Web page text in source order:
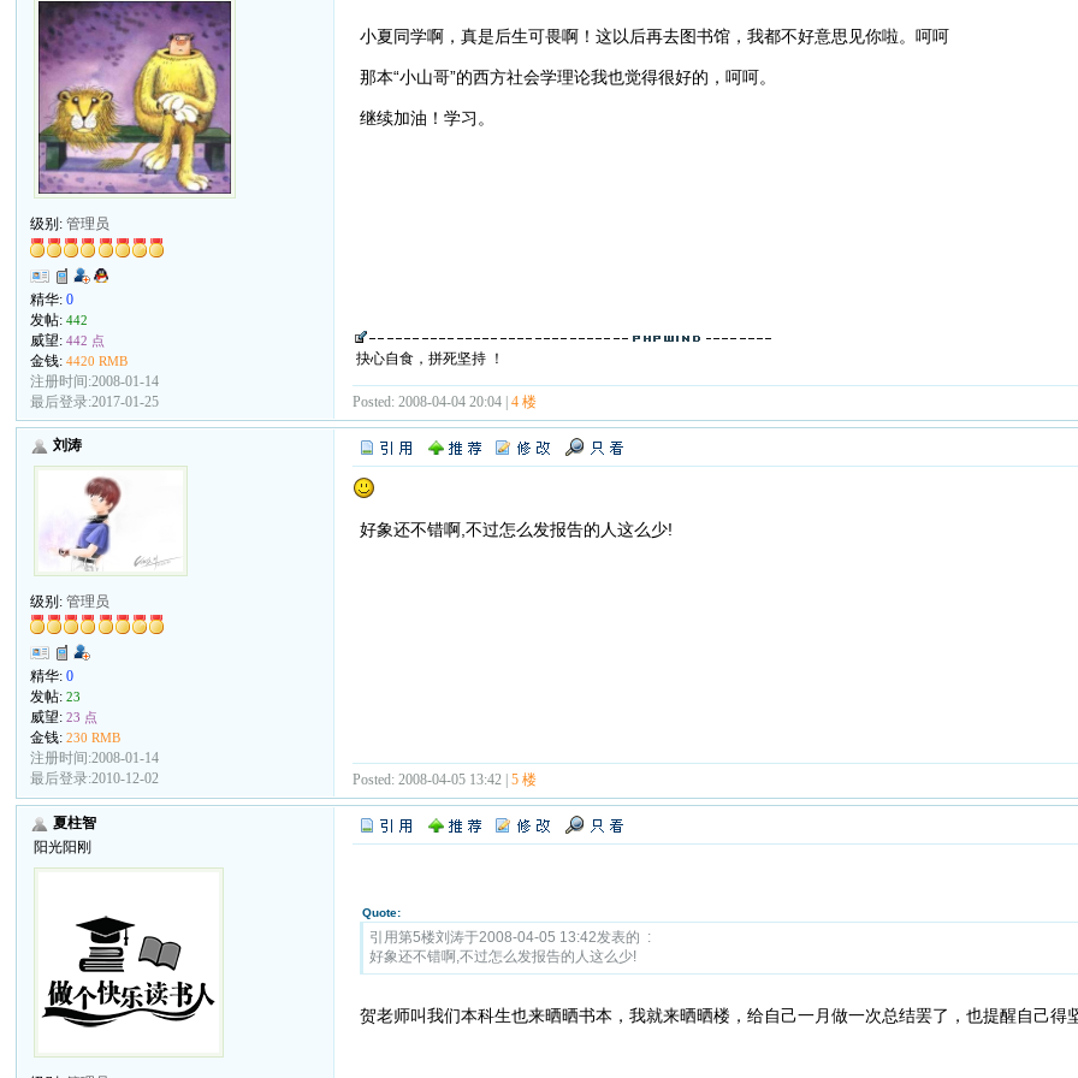
级别:管理员
精华:0
发帖:442
威望:442 点
金钱:4420 RMB
注册时间:2008-01-14
最后登录:2017-01-25
小夏同学啊，真是后生可畏啊！这以后再去图书馆，我都不好意思见你啦。呵呵
那本“小山哥”的西方社会学理论我也觉得很好的，呵呵。
继续加油！学习。
抉心自食，拼死坚持 ！
Posted: 2008-04-04 20:04 |4 楼
刘涛
级别:管理员
精华:0
发帖:23
威望:23 点
金钱:230 RMB
注册时间:2008-01-14
最后登录:2010-12-02
好象还不错啊,不过怎么发报告的人这么少!
Posted: 2008-04-05 13:42 |5 楼
夏柱智
阳光阳刚
Quote:
引用第5楼刘涛于2008-04-05 13:42发表的 :
好象还不错啊,不过怎么发报告的人这么少!
贺老师叫我们本科生也来晒晒书本，我就来晒晒楼，给自己一月做一次总结罢了，也提醒自己得